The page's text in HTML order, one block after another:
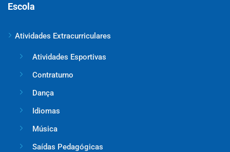
Escola
Atividades Extracurriculares
Atividades Esportivas
Contraturno
Dança
Idiomas
Música
Saídas Pedagógicas